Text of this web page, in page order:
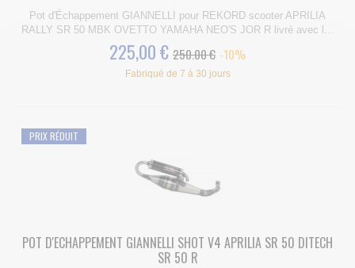
Pot d'Échappement GIANNELLI pour REKORD scooter APRILIA
RALLY SR 50 MBK OVETTO YAMAHA NEO'S JOR R livré avec l...
225,00 € 250.00 € -10%
Fabriqué de 7 à 30 jours
PRIX RÉDUIT
POT D'ECHAPPEMENT GIANNELLI SHOT V4 APRILIA SR 50 DITECH
SR 50 R